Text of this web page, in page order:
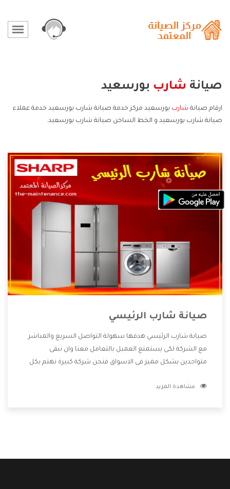
صيانة شارب بورسعيد
ارقام صيانة شارب بورسعيد مركز خدمة صيانة شارب بورسعيد خدمة عملاء
صيانة شارب بورسعيد و الخط الساخن صيانة شارب بورسعيد.
صيانة شارب الرئيسي
صيانة شارب الرئيسي هدفها سهولة التواصل السريع والمباشر
مع الشركة لكى يستمتع العميل بالتعامل معنا وان نبقى
متواجدين بشكل مميز فى الاسواق فنحن شركة كبيرة نهتم بكل
الشركة بها والتى تكون منها خدمة الصيانة التى تكون من أهم
مشاهدة المزيد